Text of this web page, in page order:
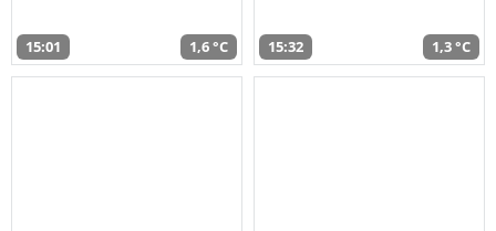
15:01 1,6 °C 15:32 1,3 °C